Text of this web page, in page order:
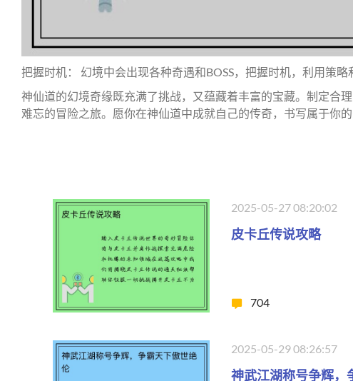
把握时机： 幻境中会出现各种奇遇和BOSS，把握时机，利用策略
神仙道的幻境奇缘既充满了挑战，又蕴藏着丰富的宝藏。制定合
难忘的冒险之旅。愿你在神仙道中成就自己的传奇，书写属于你的
2025-05-27 08:20:02
皮卡丘传说攻略
704
2025-05-29 08:26:57
神武江湖称号争辉，